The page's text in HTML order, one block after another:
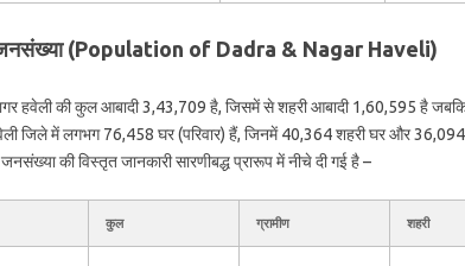
जनसंख्या (Population of Dadra & Nagar Haveli)
हवेली की कुल आबादी 3,43,709 है, जिसमें से शहरी आबादी 1,60,595 है जबकि
जिले में लगभग 76,458 घर (परिवार) हैं, जिनमें 40,364 शहरी घर और 36,094
की विस्तृत जानकारी सारणीबद्ध प्रारूप में नीचे दी गई है –
कुल ग्रामीण शहरी